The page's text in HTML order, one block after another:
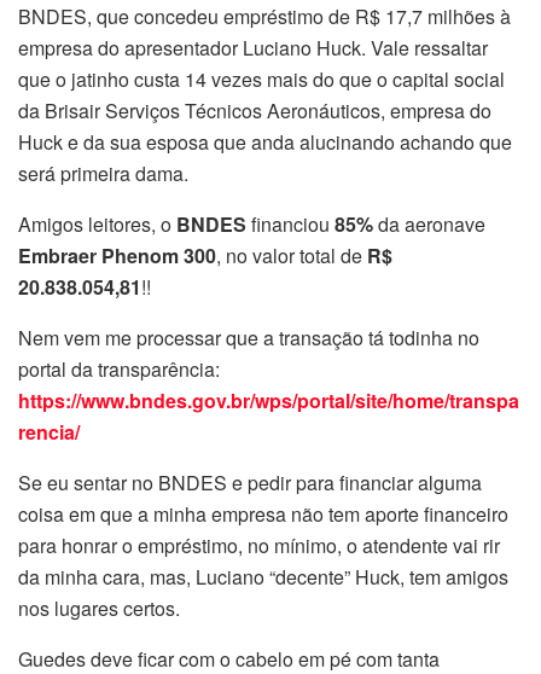
BNDES, que concedeu empréstimo de R$ 17,7 milhões à
empresa do apresentador Luciano Huck. Vale ressaltar
que o jatinho custa 14 vezes mais do que o capital social
da Brisair Serviços Técnicos Aeronáuticos, empresa do
Huck e da sua esposa que anda alucinando achando que
será primeira dama.
Amigos leitores, o BNDES financiou 85%da aeronave
Embraer Phenom 300, no valor total de R$
20.838.054,81!!
Nem vem me processar que a transação tá todinha no
portal da transparência:
https://www.bndes.gov.br/wps/portal/site/home/transpa
rencia/
Se eu sentar no BNDES e pedir para financiar alguma
coisa em que a minha empresa não tem aporte financeiro
para honrar o empréstimo, no mínimo, o atendente vai rir
da minha cara, mas, Luciano “decente” Huck, tem amigos
nos lugares certos.
Guedes deve ficar com o cabelo em pé com tanta